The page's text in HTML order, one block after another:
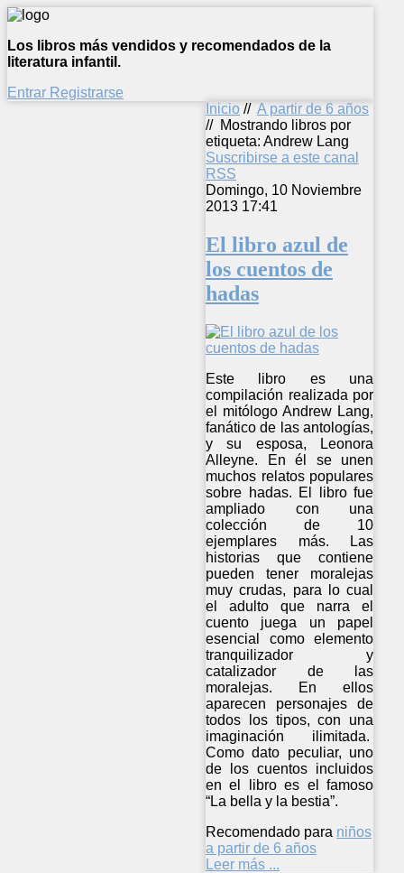
Los libros más vendidos y recomendados de la
literatura infantil.
Entrar Registrarse
Inicio // A partir de 6 años
// Mostrando libros por
etiqueta: Andrew Lang
Suscribirse a este canal
RSS
Domingo, 10 Noviembre
2013 17:41
El libro azul de
los cuentos de
hadas
Este libro es una
compilación realizada por
el mitólogo Andrew Lang,
fanático de las antologías,
y su esposa, Leonora
Alleyne. En él se unen
muchos relatos populares
sobre hadas. El libro fue
ampliado con una
colección de 10
ejemplares más. Las
historias que contiene
pueden tener moralejas
muy crudas, para lo cual
el adulto que narra el
cuento juega un papel
esencial como elemento
tranquilizador y
catalizador de las
moralejas. En ellos
aparecen personajes de
todos los tipos, con una
imaginación ilimitada.
Como dato peculiar, uno
de los cuentos incluidos
en el libro es el famoso
“La bella y la bestia”.
Recomendado para niños
a partir de 6 años
Leer más ...